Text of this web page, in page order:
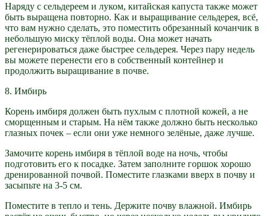
Наряду с сельдереем и луком, китайская капуста также может
быть выращена повторно. Как и выращивание сельдерея, всё,
что вам нужно сделать, это поместить обрезанный кочанчик в
небольшую миску тёплой воды. Она может начать
регенерироваться даже быстрее сельдерея. Через пару недель
вы можете перенести его в собственный контейнер и
продолжить выращивание в почве.
8. Имбирь
Корень имбиря должен быть пухлым с плотной кожей, а не
сморщенным и старым. На нём также должно быть несколько
глазных почек – если они уже немного зелёные, даже лучше.
Замочите корень имбиря в тёплой воде на ночь, чтобы
подготовить его к посадке. Затем заполните горшок хорошо
дренированной почвой. Поместите глазками вверх в почву и
засыпьте на 3-5 см.
Поместите в тепло и тень. Держите почву влажной. Имбирь